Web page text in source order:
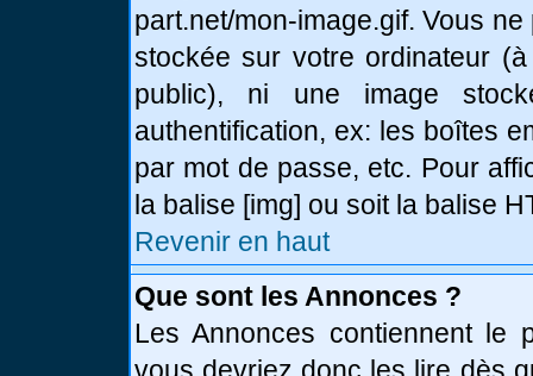
part.net/mon-image.gif. Vous
stockée sur votre ordinateur
public), ni une image
authentification, ex: les boîtes
par mot de passe, etc. Pour
la balise [img] ou soit la balise
Revenir en haut
Que sont les Annonces ?
Les Annonces contiennent le